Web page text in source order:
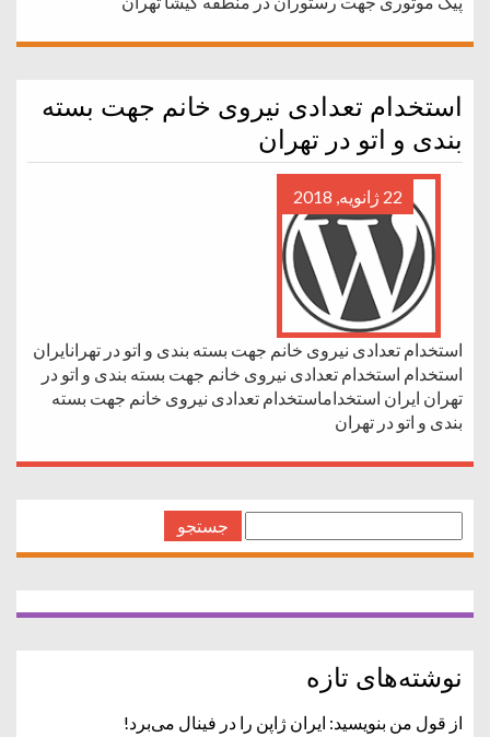
استخدام تعدادی نیروی خانم جهت بسته
بندی و اتو در تهران
22 ژانویه, 2018
استخدام تعدادی نیروی خانم جهت بسته بندی و اتو در تهرانایران
استخدام استخدام تعدادی نیروی خانم جهت بسته بندی و اتو در
تهران ایران استخداماستخدام تعدادی نیروی خانم جهت بسته
بندی و اتو در تهران
برای:
نوشته‌های تازه
از قول من بنویسید: ایران ژاپن را در فینال می‌برد!